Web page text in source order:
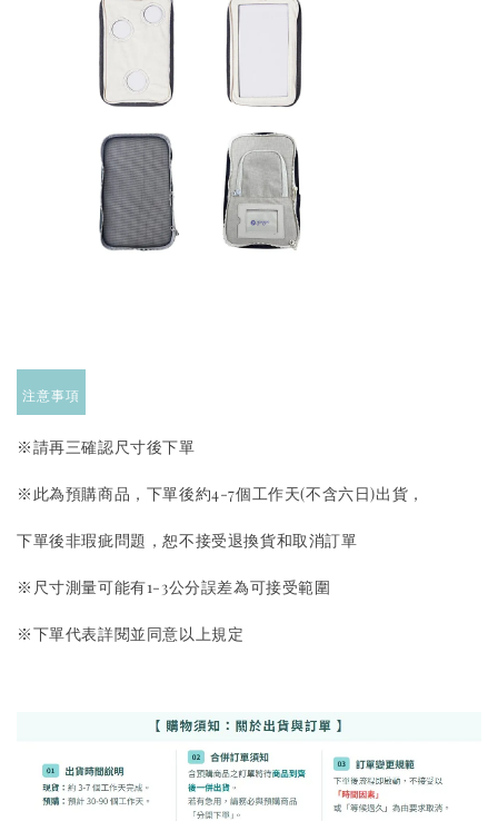
美國有機貓草毛線老鼠
NT$ 300 TWD
NT$ 350 TWD
+
注意事項
※請再三確認尺寸後下單
※此為預購商品，下單後約4-7個工作天(不含六日)出貨，
下單後非瑕疵問題，恕不接受退換貨和取消訂單
※尺寸測量可能有1-3公分誤差為可接受範圍
※下單代表詳閱並同意以上規定